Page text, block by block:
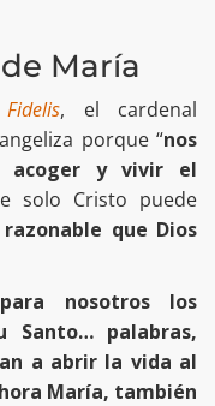
María
, el cardenal
porque “nos
acoger y vivir el
solo Cristo puede
que Dios
nosotros los
Santo… palabras,
a abrir la vida al
María, también